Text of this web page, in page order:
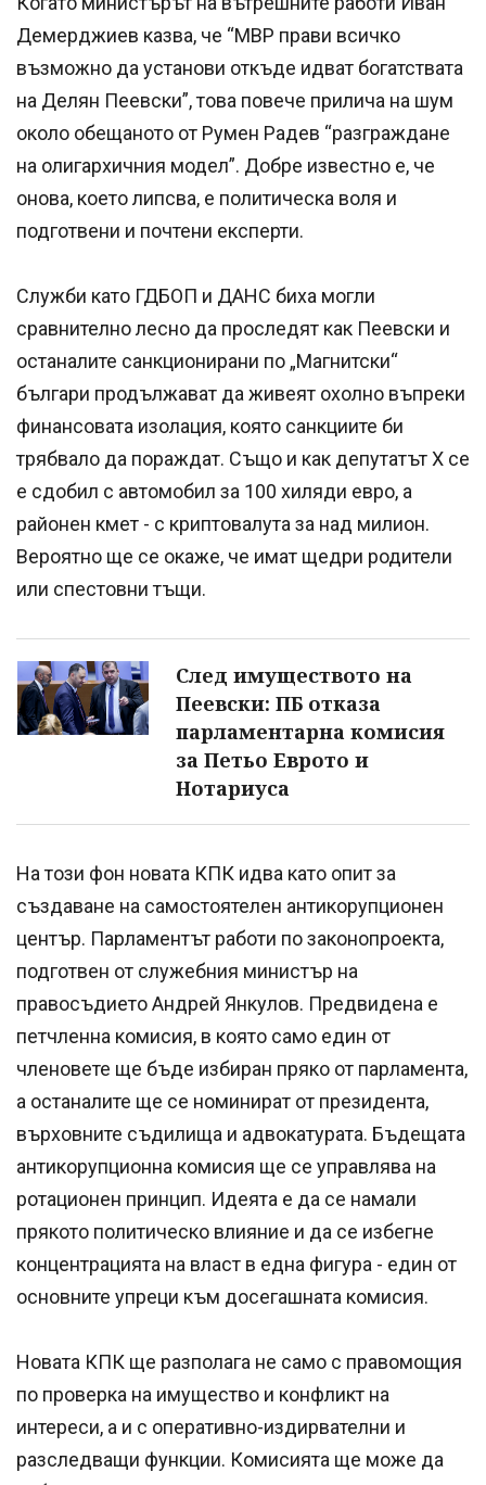
Демерджиев казва, че “МВР прави всичко
възможно да установи откъде идват богатствата
на Делян Пеевски”, това повече прилича на шум
около обещаното от Румен Радев “разграждане
на олигархичния модел”. Добре известно е, че
онова, което липсва, е политическа воля и
подготвени и почтени експерти.
Служби като ГДБОП и ДАНС биха могли
сравнително лесно да проследят как Пеевски и
останалите санкционирани по „Магнитски“
българи продължават да живеят охолно въпреки
финансовата изолация, която санкциите би
трябвало да пораждат. Също и как депутатът Χ се
е сдобил с автомобил за 100 хиляди евро, а
районен кмет - с криптовалута за над милион.
Вероятно ще се окаже, че имат щедри родители
или спестовни тъщи.
След имуществото на
Пеевски: ПБ отказа
парламентарна комисия
за Петьо Еврото и
Нотариуса
На този фон новата КПК идва като опит за
създаване на самостоятелен антикорупционен
център. Парламентът работи по законопроекта,
подготвен от служебния министър на
правосъдието Андрей Янкулов. Предвидена е
петчленна комисия, в която само един от
членовете ще бъде избиран пряко от парламента,
а останалите ще се номинират от президента,
върховните съдилища и адвокатурата. Бъдещата
антикорупционна комисия ще се управлява на
ротационен принцип. Идеята е да се намали
прякото политическо влияние и да се избегне
концентрацията на власт в една фигура - един от
основните упреци към досегашната комисия.
Новата КПК ще разполага не само с правомощия
по проверка на имущество и конфликт на
интереси, а и с оперативно-издирвателни и
разследващи функции. Комисията ще може да